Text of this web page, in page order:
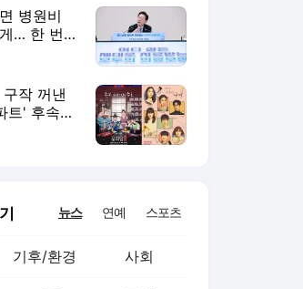
병원비
… 한 번
지원'
작 꺼낸
' 후속작
훈의 '꽃
뉴스 연예 스포츠
기후/환경 사회